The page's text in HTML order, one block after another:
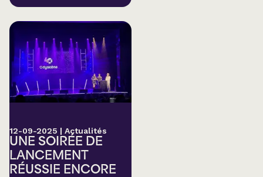
12-09-2025 | Actualités
UNE SOIRÉE DE
LANCEMENT
RÉUSSIE ENCORE